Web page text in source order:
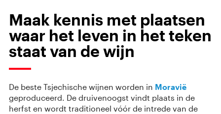
Maak kennis met plaatsen
waar het leven in het teken
staat van de wijn
De beste Tsjechische wijnen worden in Moravië
geproduceerd. De druivenoogst vindt plaats in de
herfst en wordt traditioneel vóór de intrede van de